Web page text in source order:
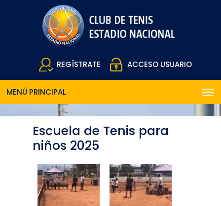
REGÍSTRATE ACCESO USUARIO
MENÚ PRINCIPAL
Escuela de Tenis para
niños 2025